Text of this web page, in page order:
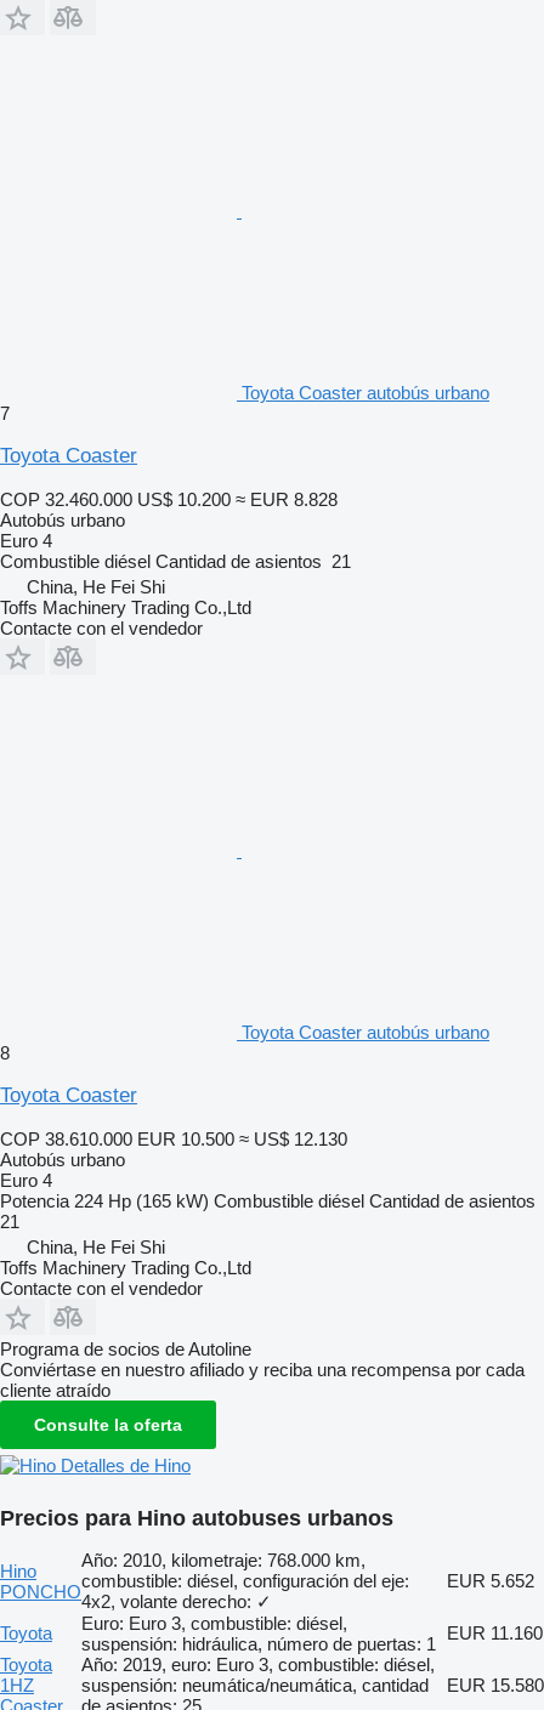
Toyota Coaster autobús urbano
7
Toyota Coaster
COP 32.460.000 US$ 10.200 ≈ EUR 8.828
Autobús urbano
Euro 4
Combustible diésel Cantidad de asientos 21
China, He Fei Shi
Toffs Machinery Trading Co.,Ltd
Contacte con el vendedor
Toyota Coaster autobús urbano
8
Toyota Coaster
COP 38.610.000 EUR 10.500 ≈ US$ 12.130
Autobús urbano
Euro 4
Potencia 224 Hp (165 kW) Combustible diésel Cantidad de asientos
21
China, He Fei Shi
Toffs Machinery Trading Co.,Ltd
Contacte con el vendedor
Programa de socios de Autoline
Conviértase en nuestro afiliado y reciba una recompensa por cada
cliente atraído
Consulte la oferta
Detalles de Hino
Precios para Hino autobuses urbanos
Hino
PONCHO
Año: 2010, kilometraje: 768.000 km,
combustible: diésel, configuración del eje:
4x2, volante derecho: ✓
EUR 5.652
Toyota
Euro: Euro 3, combustible: diésel,
suspensión: hidráulica, número de puertas: 1
EUR 11.160
Toyota
1HZ
Coaster
Año: 2019, euro: Euro 3, combustible: diésel,
suspensión: neumática/neumática, cantidad
de asientos: 25
EUR 15.580